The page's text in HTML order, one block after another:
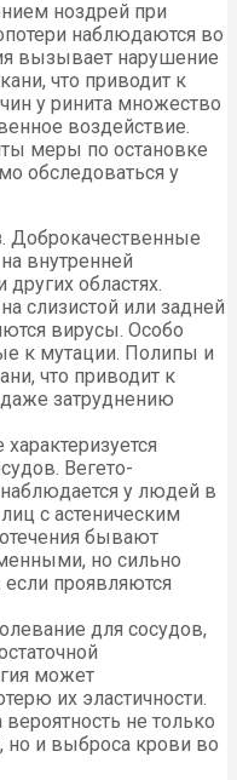
ноздрей при
наблюдаются во
вызывает нарушение
что приводит к
у ринита множество
воздействие.
меры по остановке
обследоваться у
Доброкачественные
внутренней
областях.
слизистой или задней
вирусы. Особо
к мутации. Полипы и
что приводит к
затруднению
Вегето-
наблюдается у людей в
с астеническим
бывают
но сильно
проявляются
для сосудов,
может
их эластичности.
не только
но и выброса крови во